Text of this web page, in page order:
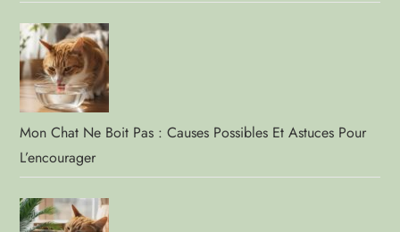
Mon Chat Ne Boit Pas : Causes Possibles Et Astuces Pour
L’encourager